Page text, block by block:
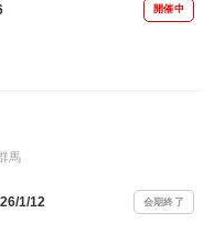
開催中
馬
1/12 会期終了